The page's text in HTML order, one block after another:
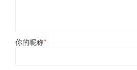
你的昵称*